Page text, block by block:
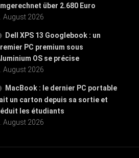
über 2.680 Euro
August 2026
Dell XPS 13 Googlebook : un
PC premium sous
OS se précise
August 2026
MacBook : le dernier PC portable
un carton depuis sa sortie et
les étudiants
August 2026